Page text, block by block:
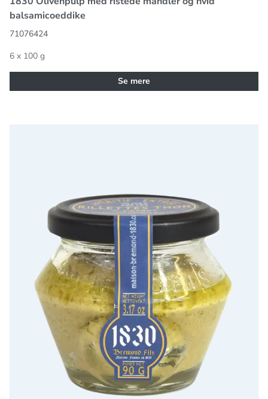
balsamicoeddike
71076424
6 x 100 g
Se mere